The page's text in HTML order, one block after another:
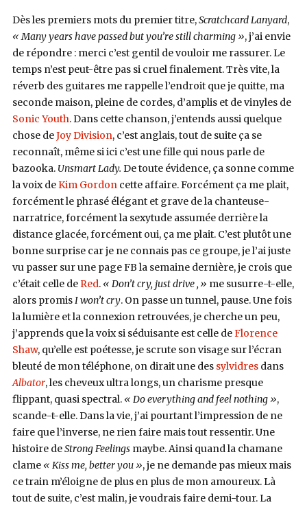
Dès les premiers mots du premier titre,Scratchcard Lanyard,
« Many years have passed but you’re still charming », j’ai envie
de répondre : merci c’est gentil de vouloir me rassurer. Le
temps n’est peut-être pas si cruel finalement. Très vite, la
réverb des guitares me rappelle l’endroit que je quitte, ma
seconde maison, pleine de cordes, d’amplis et de vinyles de
Sonic Youth. Dans cette chanson, j’entends aussi quelque
chose deJoy Division, c’est anglais, tout de suite ça se
reconnaît, même si ici c’est une fille qui nous parle de
bazooka. Unsmart Lady. De toute évidence, ça sonne comme
la voix deKim Gordoncette affaire. Forcément ça me plait,
forcément le phrasé élégant et grave de la chanteuse-
narratrice, forcément la sexytude assumée derrière la
distance glacée, forcément oui, ça me plait. C’est plutôt une
bonne surprise car je ne connais pas ce groupe, je l’ai juste
vu passer sur une page FB la semaine dernière, je crois que
c’était celle deRed. « Don’t cry, just drive ,» me susurre-t-elle,
alors promisI won’t cry. On passe un tunnel, pause. Une fois
la lumière et la connexion retrouvées, je cherche un peu,
j’apprends que la voix si séduisante est celle deFlorence
Shaw, qu’elle est poétesse, je scrute son visage sur l’écran
bleuté de mon téléphone, on dirait une des sylvidresdans
Albator, les cheveux ultra longs, un charisme presque
flippant, quasi spectral. « Do everything and feel nothing »,
scande-t-elle. Dans la vie, j’ai pourtant l’impression de ne
faire que l’inverse, ne rien faire mais tout ressentir. Une
histoire deStrong Feelingsmaybe. Ainsi quand la chamane
clame « Kiss me, better you », je ne demande pas mieux mais
ce train m’éloigne de plus en plus de mon amoureux. Là
tout de suite, c’est malin, je voudrais faire demi-tour. La